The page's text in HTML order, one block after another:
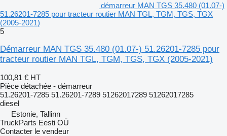
démarreur MAN TGS 35.480 (01.07-)
51.26201-7285 pour tracteur routier MAN TGL, TGM, TGS, TGX
(2005-2021)
5
Démarreur MAN TGS 35.480 (01.07-) 51.26201-7285 pour
tracteur routier MAN TGL, TGM, TGS, TGX (2005-2021)
100,81 € HT
Pièce détachée - démarreur
51.26201-7285 51.26201-7289 51262017289 51262017285
diesel
Estonie, Tallinn
TruckParts Eesti OÜ
Contacter le vendeur